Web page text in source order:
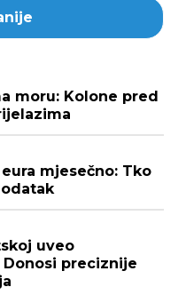
moru: Kolone pred
mjesečno: Tko
uveo
preciznije